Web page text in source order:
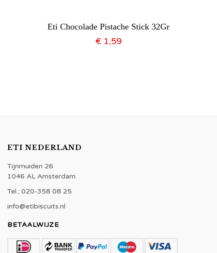
Eti Chocolade Pistache Stick 32Gr
€ 1,59
ETI NEDERLAND
Tijnmuiden 26
1046 AL Amsterdam
Tel.: 020-358 08 25
info@etibiscuits.nl
BETAALWIJZE